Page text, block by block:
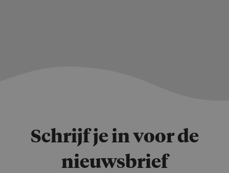
Schrijf je in voor de
nieuwsbrief